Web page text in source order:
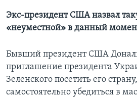
Языки
Экс-президент США назвал
«неуместной» в данный
Бывший президент США
приглашение президента
Зеленского посетить его
самостоятельно убедиться в